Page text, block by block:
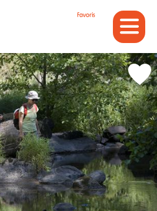
Favoris